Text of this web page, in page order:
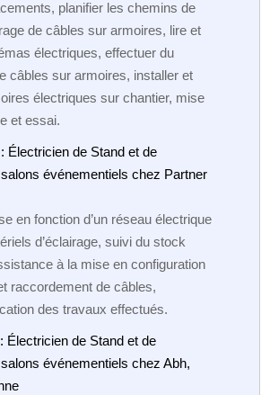
planifier les chemins de
de câbles sur armoires, lire et
électriques, effectuer du
câbles sur armoires, installer et
électriques sur chantier, mise
et essai.
: Électricien de Stand et de
événementiels chez Partner
en fonction d’un réseau électrique
d’éclairage, suivi du stock
à la mise en configuration
raccordement de câbles,
des travaux effectués.
: Électricien de Stand et de
événementiels chez Abh,